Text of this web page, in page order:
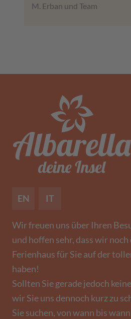
M. Erban und Team
EN IT
Wir freuen uns über Ihren
und hoffen sehr, dass wir noch
Ferienhaus für Sie auf der
haben!
Sollten Sie gerade jedoch
wir Sie uns dennoch kurz zu
Sie suchen, von wann bis